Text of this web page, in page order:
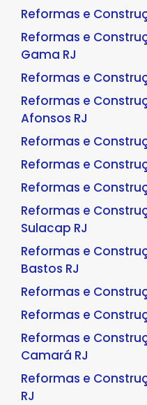
Reformas e
Reformas e
Gama RJ
Reformas e
Reformas e
Afonsos RJ
Reformas e
Reformas e
Reformas e
Reformas e
Sulacap RJ
Reformas e
Bastos RJ
Reformas e
Reformas e
Reformas e
Camará RJ
Reformas e
RJ